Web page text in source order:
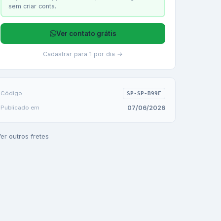
sem criar conta.
Ver contato grátis
Cadastrar para 1 por dia →
Código SP-SP-B99F
Publicado em 07/06/2026
outros fretes